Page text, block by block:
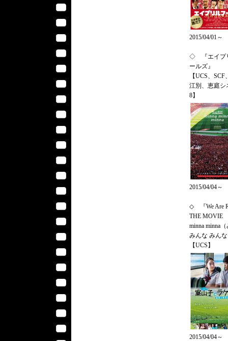
2015/04/01～
◇ 『エイプ
ールズ』
【UCS、SCF
江別、恵庭シ
8】
2015/04/04～
◇ 『We Are
THE MOVIE
minna minna
みんな みん
【UCS】
2015/04/04～